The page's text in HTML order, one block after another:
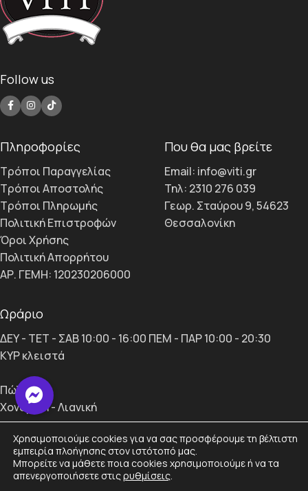
Follow us
Πληροφορίες
Τρόποι Παραγγελίας
Τρόποι Αποστολής
Τρόποι Πληρωμής
Πολιτική Επιστροφών
Όροι Χρήσης
Πολιτική Απορρήτου
ΑΡ. ΓΕΜΗ: 120230206000
Που θα μας βρείτε
Email: info@viti.gr
Τηλ: 2310 276 039
Γεωρ. Σταύρου 9, 54623
Θεσσαλονίκη
Ωράριο
ΔΕΥ - ΤΕΤ - ΣΑΒ 10:00 - 16:00 ΠΕΜ - ΠΑΡ 10:00 - 20:30
ΚΥΡ κλειστά
Πώληση
Χονδρική - Λιανική
viti.gr © 2024 | bySmartmoves.
Χρησιμοποιούμε cookies για να σας προσφέρουμε τη βέλτιστη
εμπειρία πλοήγησης στον ιστότοπό μας.
Μπορείτε να μάθετε ποια cookies χρησιμοποιούμε ή να τα
απενεργοποιήσετε στιςρυθμίσεις.